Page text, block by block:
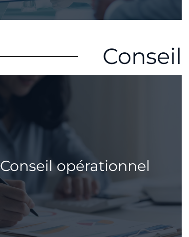
Levée de fonds
en un projet.
Conseil
Conseil opérationnel